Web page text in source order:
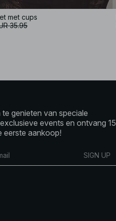
met cups
35.95
te genieten van speciale
events en ontvang 15
eerste aankoop!
SIGN UP